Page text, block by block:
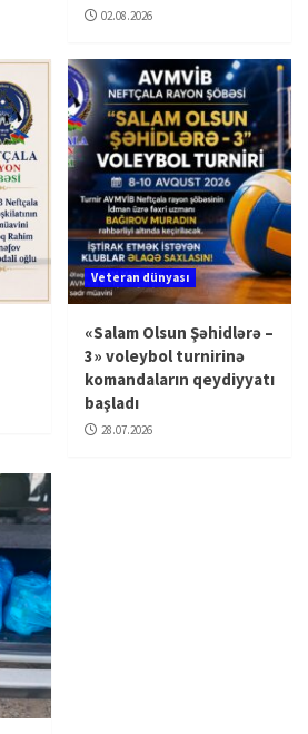
02.08.2026
Veteran dünyası
«Salam Olsun Şəhidlərə –
3» voleybol turnirinə
komandaların qeydiyyatı
başladı
28.07.2026